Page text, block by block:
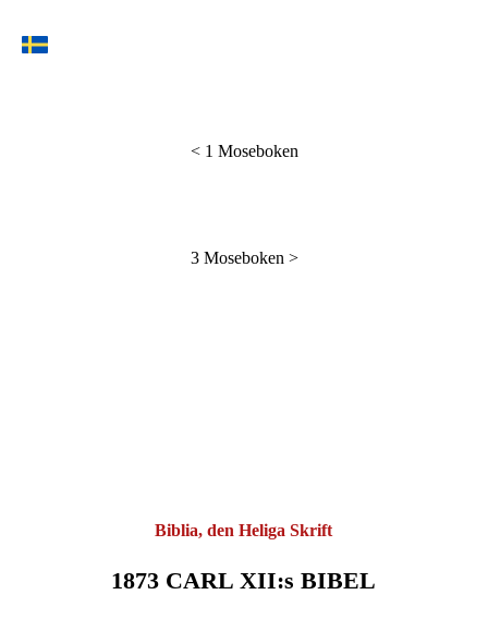
< 1 Moseboken
3 Moseboken >
Biblia, den Heliga Skrift
1873 CARL XII:s BIBEL